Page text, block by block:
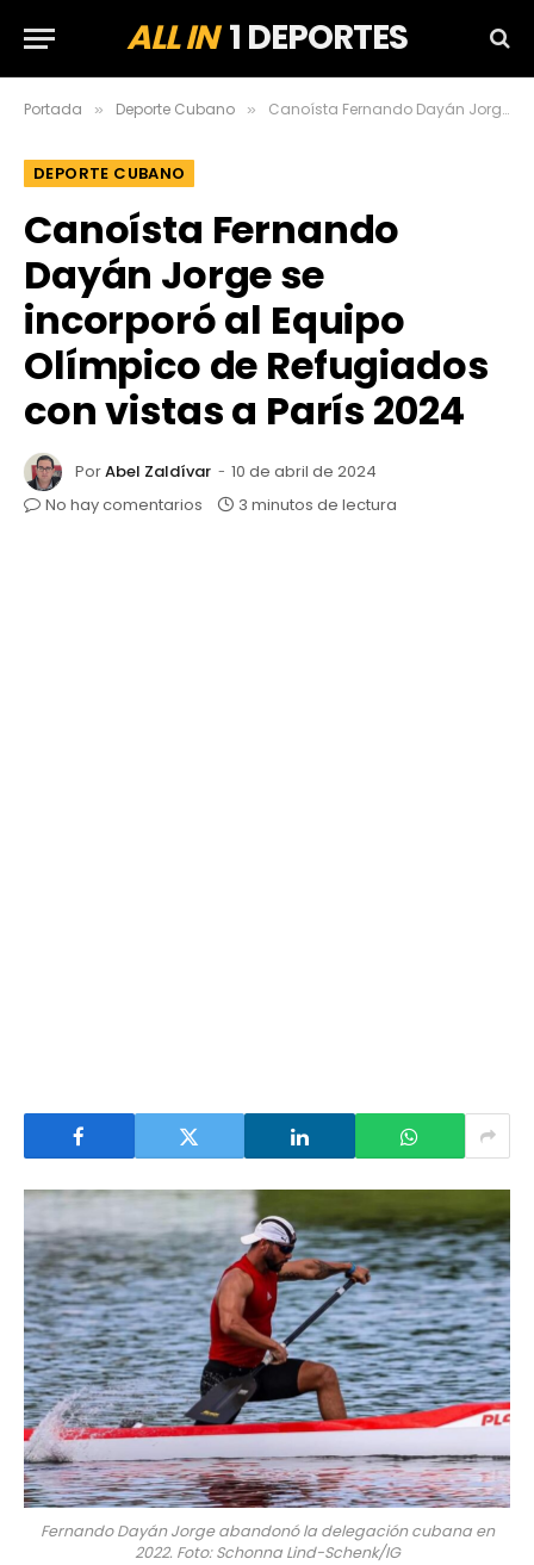
ALL IN1 DEPORTES
Portada » Deporte Cubano » Canoísta Fernando Dayán Jorge se incorporó al Equipo Olímpico de Refugiados con vistas a París 2024
DEPORTE CUBANO
Canoísta Fernando
Dayán Jorge se
incorporó al Equipo
Olímpico de Refugiados
con vistas a París 2024
PorAbel Zaldívar
10 de abril de 2024
No hay comentarios
3 minutos de lectura
Fernando Dayán Jorge abandonó la delegación cubana en
2022. Foto: Schonna Lind-Schenk/IG